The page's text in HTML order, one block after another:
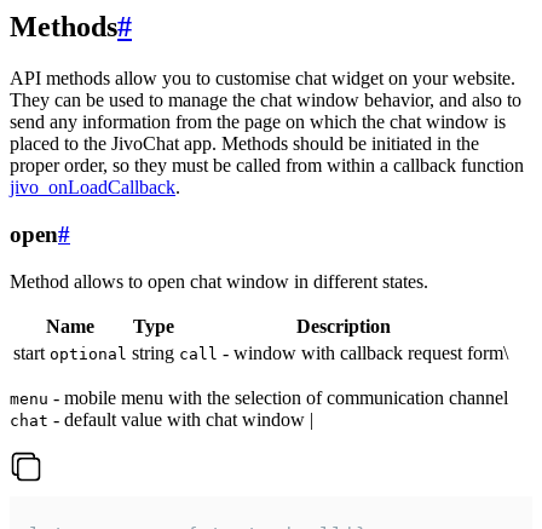
Methods#
API methods allow you to customise chat widget on your website.
They can be used to manage the chat window behavior, and also to
send any information from the page on which the chat window is
placed to the JivoChat app. Methods should be initiated in the
proper order, so they must be called from within a callback function
jivo_onLoadCallback.
open#
Method allows to open chat window in different states.
Name Type
Description
start optional string call - window with callback request form\
menu - mobile menu with the selection of communication channel
chat - default value with chat window |